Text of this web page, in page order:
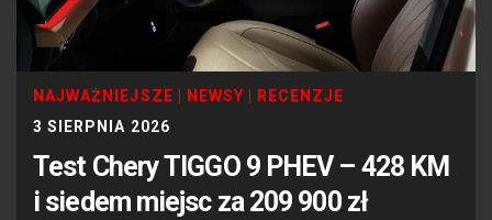
NAJWAŻNIEJSZE NEWSY
RECENZJE
3 SIERPNIA 2026
Test Chery TIGGO 9 PHEV – 428 KM
i siedem miejsc za 209 900 zł